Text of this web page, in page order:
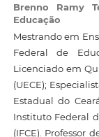
Brenno Ramy
Educação
Mestrando em
Federal de
Licenciado em
(UECE);
Estadual do
Instituto Federal
(IFCE). Professor